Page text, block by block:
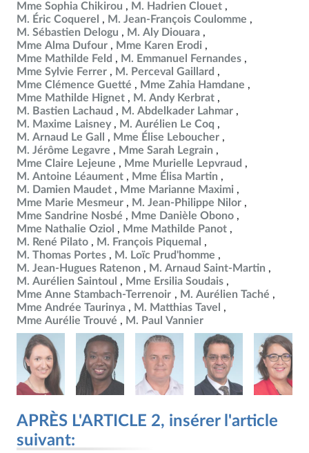
Mme Sophia Chikirou
M. Hadrien Clouet
M. Éric Coquerel
M. Jean-François Coulomme
M. Sébastien Delogu
M. Aly Diouara
Mme Alma Dufour
Mme Karen Erodi
Mme Mathilde Feld
M. Emmanuel Fernandes
Mme Sylvie Ferrer
M. Perceval Gaillard
Mme Clémence Guetté
Mme Zahia Hamdane
Mme Mathilde Hignet
M. Andy Kerbrat
M. Bastien Lachaud
M. Abdelkader Lahmar
M. Maxime Laisney
M. Aurélien Le Coq
M. Arnaud Le Gall
Mme Élise Leboucher
M. Jérôme Legavre
Mme Sarah Legrain
Mme Claire Lejeune
Mme Murielle Lepvraud
M. Antoine Léaument
Mme Élisa Martin
M. Damien Maudet
Mme Marianne Maximi
Mme Marie Mesmeur
M. Jean-Philippe Nilor
Mme Sandrine Nosbé
Mme Danièle Obono
Mme Nathalie Oziol
Mme Mathilde Panot
M. René Pilato
M. François Piquemal
M. Thomas Portes
M. Loïc Prud'homme
M. Jean-Hugues Ratenon
M. Arnaud Saint-Martin
M. Aurélien Saintoul
Mme Ersilia Soudais
Mme Anne Stambach-Terrenoir
M. Aurélien Taché
Mme Andrée Taurinya
M. Matthias Tavel
Mme Aurélie Trouvé
M. Paul Vannier
APRÈS L'ARTICLE 2, insérer l'article
suivant: